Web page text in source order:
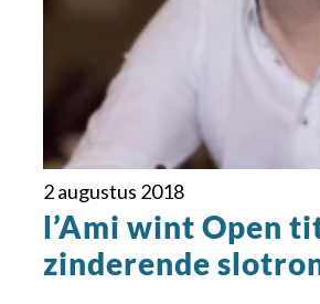
2 augustus 2018
l’Ami wint Open
zinderende